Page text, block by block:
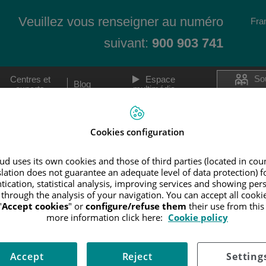
Veuillez vous renseigner au numéro
suivant: 900 903 741
Les techniques
La préservation de la fertilité
MACS (Magnetic Activated Cell Sorting)
Le diagnostic génétique pré-implantation
(DGP)
Le système Time-lapse
Le
La
Centres et
experts
Blog
Espace
multimédia
DE LOS SISTEMAS DE TRAZABILIDAD
DE LOS
Cookies configuration
uses its own cookies and those of third parties (located in
does not guarantee an adequate level of data protection)
statistical analysis, improving services and showing
the analysis of your navigation. You can accept all
Accept cookies" or configure/refuse them their use from this
more information click here: Cookie policy
Reject
Accept